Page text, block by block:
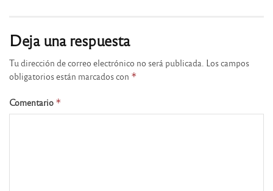
Deja una respuesta
Tu dirección de correo electrónico no será publicada. Los campos
obligatorios están marcados con *
Comentario *